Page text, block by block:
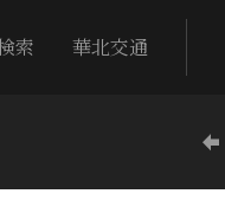
索 華北交通